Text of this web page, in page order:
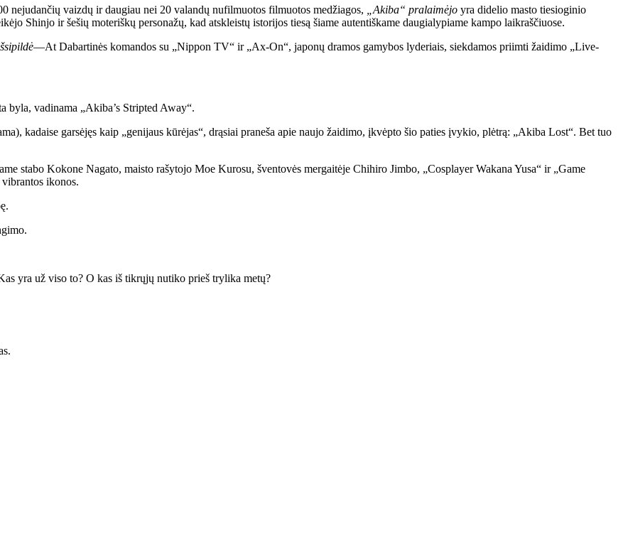
nejudančių vaizdų ir daugiau nei 20 valandų nufilmuotos filmuotos medžiagos,
„Akiba“ pralaimėjo yra didelio masto tiesioginio
Shinjo ir šešių moteriškų personažų, kad atskleistų istorijos tiesą šiame autentiškame daugialypiame kampo laikraščiuose.
—At Dabartinės komandos su „Nippon TV“ ir „Ax-On“, japonų dramos gamybos lyderiais, siekdamos priimti žaidimo „Live-
byla, vadinama „Akiba’s Stripted Away“.
kadaise garsėjęs kaip „genijaus kūrėjas“, drąsiai praneša apie naujo žaidimo, įkvėpto šio paties įvykio, plėtrą: „Akiba Lost“. Bet tuo
stabo Kokone Nagato, maisto rašytojo Moe Kurosu, šventovės mergaitėje Chihiro Jimbo, „Cosplayer Wakana Yusa“ ir „Game
ikonos.
yra už viso to? O kas iš tikrųjų nutiko prieš trylika metų?